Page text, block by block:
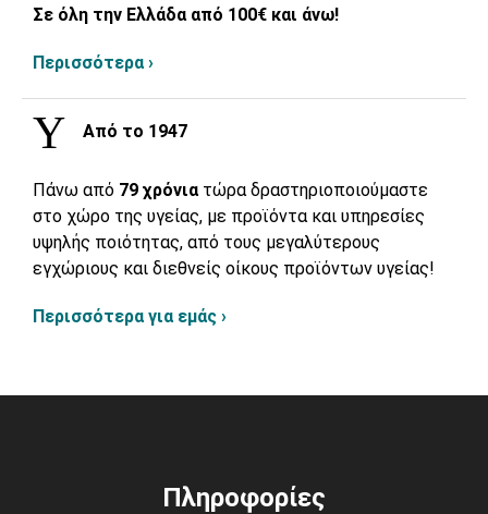
Σε όλη την Ελλάδα από 100€ και άνω!
Περισσότερα ›
Από το 1947
Πάνω από 79 χρόνια τώρα δραστηριοποιούμαστε
στο χώρο της υγείας, με προϊόντα και υπηρεσίες
υψηλής ποιότητας, από τους μεγαλύτερους
εγχώριους και διεθνείς οίκους προϊόντων υγείας!
Περισσότερα για εμάς ›
Πληροφορίες